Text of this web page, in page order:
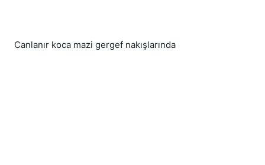
Canlanır koca mazi gergef nakışlarında